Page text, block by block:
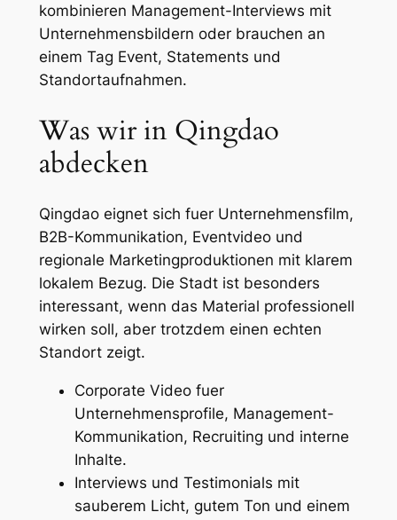
kombinieren Management-Interviews mit
Unternehmensbildern oder brauchen an
einem Tag Event, Statements und
Standortaufnahmen.
Was wir in Qingdao
abdecken
Qingdao eignet sich fuer Unternehmensfilm,
B2B-Kommunikation, Eventvideo und
regionale Marketingproduktionen mit klarem
lokalem Bezug. Die Stadt ist besonders
interessant, wenn das Material professionell
wirken soll, aber trotzdem einen echten
Standort zeigt.
Corporate Video fuer
Unternehmensprofile, Management-
Kommunikation, Recruiting und interne
Inhalte.
Interviews und Testimonials mit
sauberem Licht, gutem Ton und einem